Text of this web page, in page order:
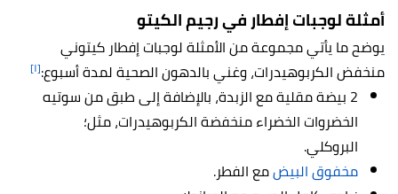
أمثلة لوجبات إفطار في رجيم الكيتو
يوضح ما يأتي مجموعة من الأمثلة لوجبات إفطار كيتوني
منخفض الكربوهيدرات، وغني بالدهون الصحية لمدة أسبوع:[١]
2 بيضة مقلية مع الزبدة، بالإضافة إلى طبق من سوتيه
الخضروات الخضراء منخفضة الكربوهيدرات، مثل؛
البروكلي.
مخفوق البيضمع الفطر.